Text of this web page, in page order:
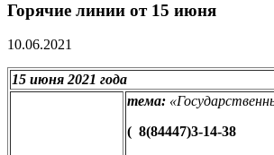
Горячие линии от 15 июня
10.06.2021
15 июня 2021 года
тема: «
( 8(84447)3-14-38